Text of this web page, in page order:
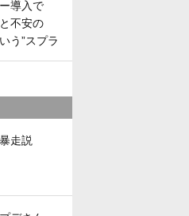
導入で
不安の
う”スプラ
しまうのか
走説